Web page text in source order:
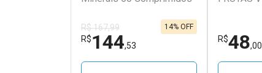
R$ 167,99
R$144,53
14% OFF
R$48,00